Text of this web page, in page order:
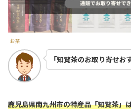
お茶
「知覧茶のお取り寄せお
鹿児島県南九州市の特産品「知覧茶」